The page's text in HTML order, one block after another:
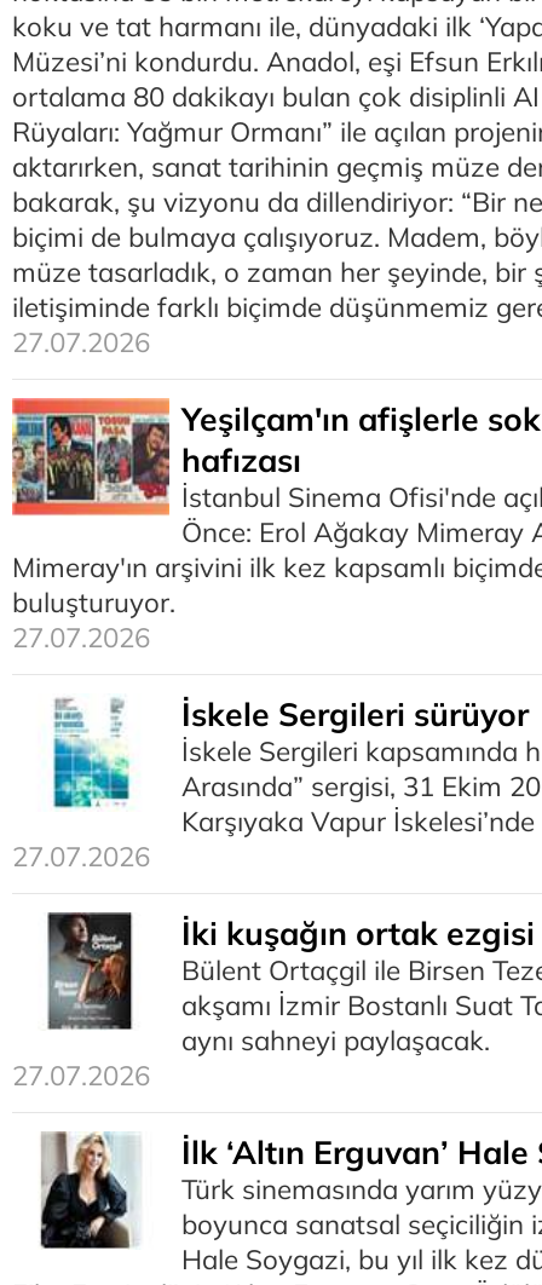
koku ve tat harmanı ile, dünyadaki ilk
Müzesi’ni kondurdu. Anadol, eşi Efsun
ortalama 80 dakikayı bulan çok disiplinli
Rüyaları: Yağmur Ormanı” ile açılan
aktarırken, sanat tarihinin geçmiş müze
bakarak, şu vizyonu da dillendiriyor: “Bir
biçimi de bulmaya çalışıyoruz. Madem,
müze tasarladık, o zaman her şeyinde, bir
iletişiminde farklı biçimde düşünmemiz
27.07.2026
Yeşilçam'ın afişlerle
hafızası
İstanbul Sinema Ofisi'nde
Önce: Erol Ağakay Mimeray
Mimeray'ın arşivini ilk kez kapsamlı
buluşturuyor.
27.07.2026
İskele Sergileri sürüyor
İskele Sergileri kapsamında
Arasında” sergisi, 31 Ekim
Karşıyaka Vapur
27.07.2026
İki kuşağın ortak ezgisi
Bülent Ortaçgil ile Birsen
akşamı İzmir Bostanlı Suat
aynı sahneyi paylaşacak.
27.07.2026
İlk ‘Altın Erguvan’
Türk sinemasında yarım
boyunca sanatsal seçiciliğin
Hale Soygazi, bu yıl ilk kez